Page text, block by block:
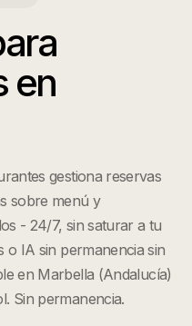
en
gestiona reservas
sobre menú y
- 24/7, sin saturar a tu
o IA sin permanencia sin
en Marbella (Andalucía)
Sin permanencia.